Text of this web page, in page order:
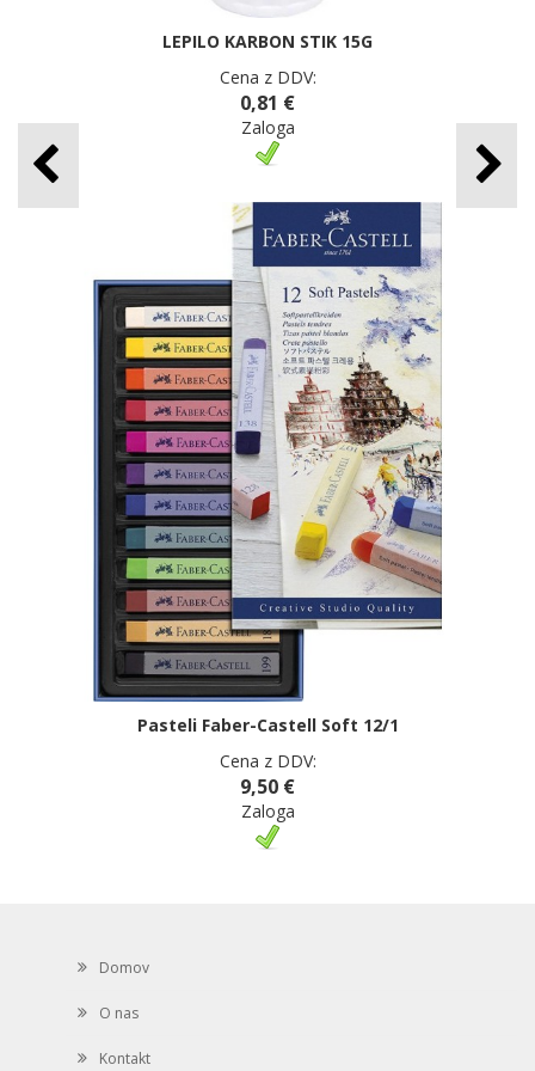
LEPILO KARBON STIK 15G
Cena z DDV:
0,81 €
Zaloga
Pasteli Faber-Castell Soft 12/1
Cena z DDV:
9,50 €
Zaloga
Domov
O nas
Kontakt